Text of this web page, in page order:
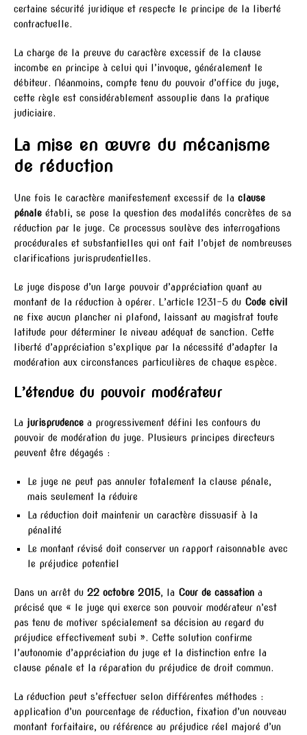
certaine sécurité juridique et respecte le principe de la liberté
contractuelle.
La charge de la preuve du caractère excessif de la clause
incombe en principe à celui qui l’invoque, généralement le
débiteur. Néanmoins, compte tenu du pouvoir d’office du juge,
cette règle est considérablement assouplie dans la pratique
judiciaire.
La mise en œuvre du mécanisme
de réduction
Une fois le caractère manifestement excessif de la clause
pénale établi, se pose la question des modalités concrètes de sa
réduction par le juge. Ce processus soulève des interrogations
procédurales et substantielles qui ont fait l’objet de nombreuses
clarifications jurisprudentielles.
Le juge dispose d’un large pouvoir d’appréciation quant au
montant de la réduction à opérer. L’article 1231-5 du Code civil
ne fixe aucun plancher ni plafond, laissant au magistrat toute
latitude pour déterminer le niveau adéquat de sanction. Cette
liberté d’appréciation s’explique par la nécessité d’adapter la
modération aux circonstances particulières de chaque espèce.
L’étendue du pouvoir modérateur
La jurisprudence a progressivement défini les contours du
pouvoir de modération du juge. Plusieurs principes directeurs
peuvent être dégagés :
Le juge ne peut pas annuler totalement la clause pénale,
mais seulement la réduire
La réduction doit maintenir un caractère dissuasif à la
pénalité
Le montant révisé doit conserver un rapport raisonnable avec
le préjudice potentiel
Dans un arrêt du 22 octobre 2015, la Cour de cassation a
précisé que « le juge qui exerce son pouvoir modérateur n’est
pas tenu de motiver spécialement sa décision au regard du
préjudice effectivement subi ». Cette solution confirme
l’autonomie d’appréciation du juge et la distinction entre la
clause pénale et la réparation du préjudice de droit commun.
La réduction peut s’effectuer selon différentes méthodes :
application d’un pourcentage de réduction, fixation d’un nouveau
montant forfaitaire, ou référence au préjudice réel majoré d’un